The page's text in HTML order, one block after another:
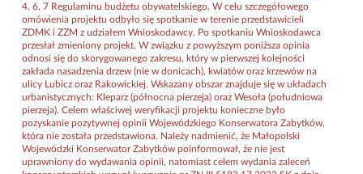
4, 6, 7 Regulaminu budżetu obywatelskiego. W celu szczegółowego
omówienia projektu odbyło się spotkanie w terenie przedstawicieli
ZDMK i ZZM z udziałem Wnioskodawcy. Po spotkaniu Wnioskodawca
przesłał zmieniony projekt. W związku z powyższym poniższa opinia
odnosi się do skorygowanego zakresu, który w pierwszej kolejności
zakłada nasadzenia drzew (nie w donicach), kwiatów oraz krzewów na
ulicy Lubicz oraz Rakowickiej. Wskazany obszar znajduje się w układach
urbanistycznych: Kleparz (północna pierzeja) oraz Wesoła (południowa
pierzeja). Celem właściwej weryfikacji projektu konieczne było
pozyskanie pozytywnej opinii Wojewódzkiego Konserwatora Zabytków,
która nie została przedstawiona. Należy nadmienić, że Małopolski
Wojewódzki Konserwator Zabytków poinformował, że nie jest
uprawniony do wydawania opinii, natomiast celem wydania zaleceń